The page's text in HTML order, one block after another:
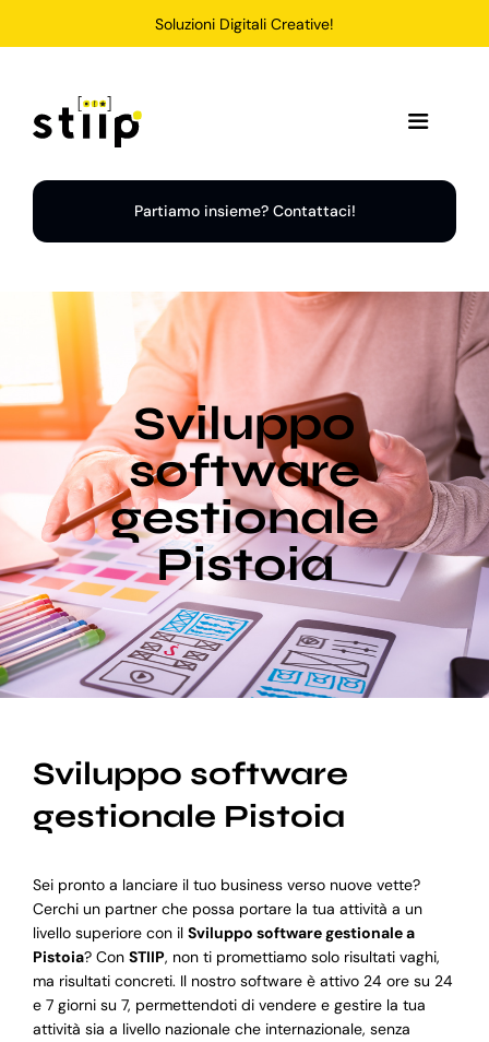
Soluzioni Digitali Creative!
Toggle
Home
Soluzioni
Chi Siamo
Portfolio
Blog
Supporto
Partiamo insieme? Contattaci!
Sviluppo
software
gestionale
Pistoia
Sviluppo software
gestionale Pistoia
Sei pronto a lanciare il tuo business verso nuove vette?
Cerchi un partner che possa portare la tua attività a un
livello superiore con il Sviluppo software gestionale a
Pistoia? Con STIIP, non ti promettiamo solo risultati vaghi,
ma risultati concreti. Il nostro software è attivo 24 ore su 24
e 7 giorni su 7, permettendoti di vendere e gestire la tua
attività sia a livello nazionale che internazionale, senza